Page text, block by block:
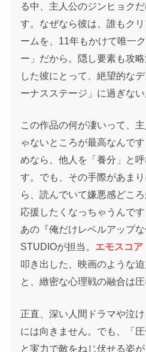
る中、主人公のジンヒョク
す。なぜなら彼は、誰もク
ームを、11年もかけて唯一
ー」だから。隠し要素も攻
した彼にとって、絶望的な
ーナスステージ」に過ぎない
この作品の何が凄いって、
ゃないところが最高なんで
めなら、他人を「養分」と
す。でも、その手際があま
ら、読んでいて嫌悪感どこ
応援したくなっちゃうんで
あの『俺だけレベルアップ
STUDIOが担当。 エモスコア
叩き出した、映画のような
と、緻密な心理戦の融合は圧
正直、深い人間ドラマや泣
には向きません。でも、「
と実力で敵をねじ伏せる姿